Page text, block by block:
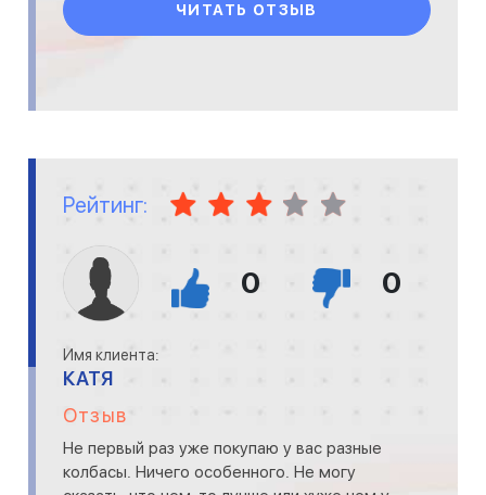
ЧИТАТЬ ОТЗЫВ
Рейтинг:
0 0
Имя клиента:
КАТЯ
Отзыв
Не первый раз уже покупаю у вас разные
колбасы. Ничего особенного. Не могу